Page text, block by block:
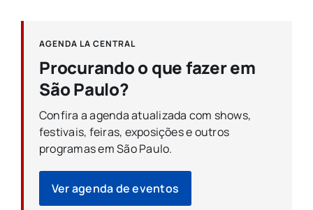
AGENDA LA CENTRAL
Procurando o que fazer em
São Paulo?
Confira a agenda atualizada com shows,
festivais, feiras, exposições e outros
programas em São Paulo.
Ver agenda de eventos